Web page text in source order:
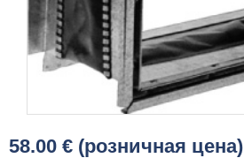
58.00 € (розничная цена)